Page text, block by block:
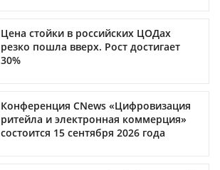
Цена стойки в российских ЦОДах
резко пошла вверх. Рост достигает
30%
Конференция CNews «Цифровизация
ритейла и электронная коммерция»
состоится 15 сентября 2026 года